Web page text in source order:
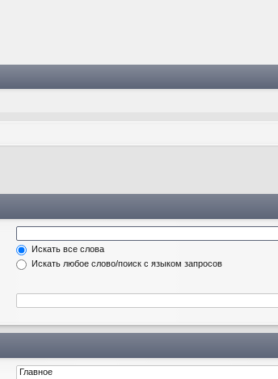
Искать все слова
Искать любое слово/поиск с языком запросов